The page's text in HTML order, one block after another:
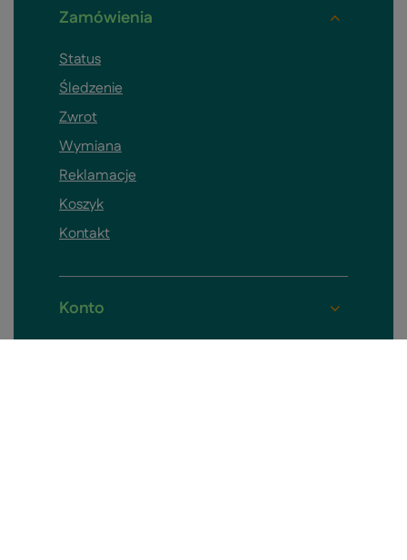
Zamówienia
Status
Śledzenie
Zwrot
Wymiana
Reklamacje
Koszyk
Kontakt
Konto